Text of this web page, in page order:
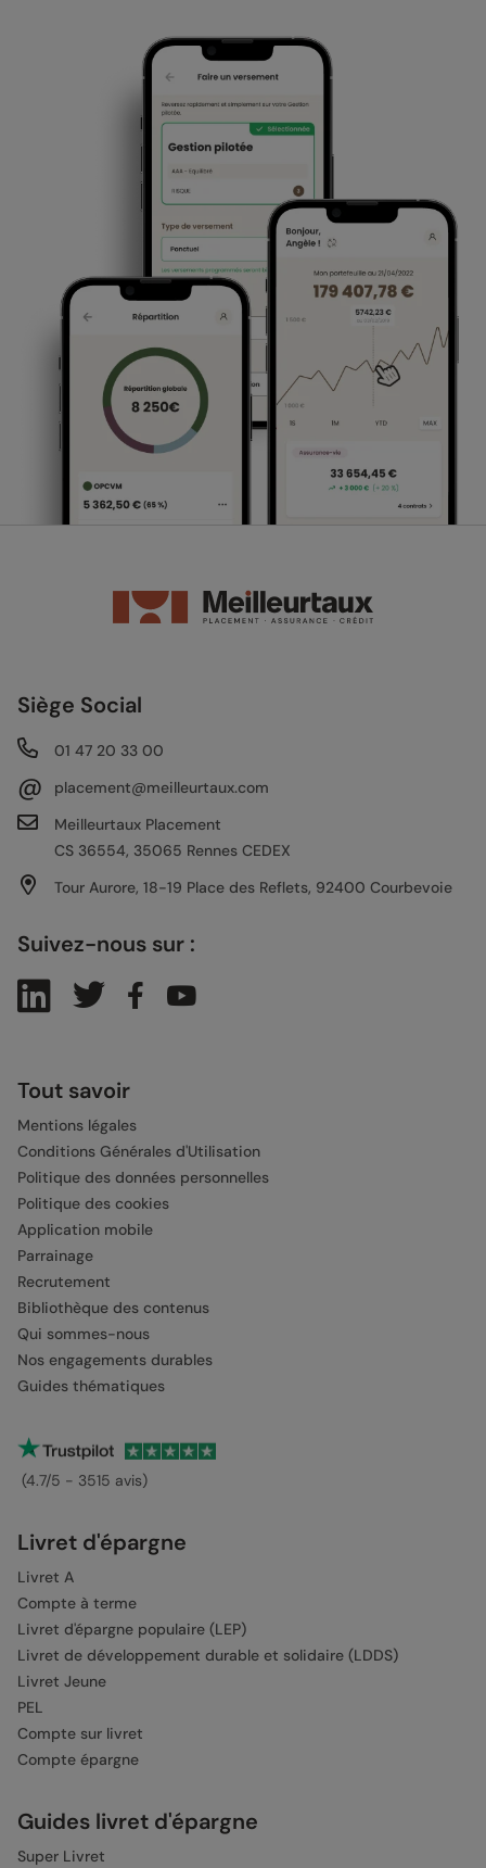
Siège Social
01 47 20 33 00
@
placement@meilleurtaux.com
Meilleurtaux Placement
CS 36554, 35065 Rennes CEDEX
Tour Aurore, 18-19 Place des Reflets, 92400 Courbevoie
Suivez-nous sur :
Tout savoir
Mentions légales
Conditions Générales d'Utilisation
Politique des données personnelles
Politique des cookies
Application mobile
Parrainage
Recrutement
Bibliothèque des contenus
Qui sommes-nous
Nos engagements durables
Guides thématiques
(4.7/5 - 3515 avis)
Livret d'épargne
Livret A
Compte à terme
Livret d'épargne populaire (LEP)
Livret de développement durable et solidaire (LDDS)
Livret Jeune
PEL
Compte sur livret
Compte épargne
Guides livret d'épargne
Super Livret